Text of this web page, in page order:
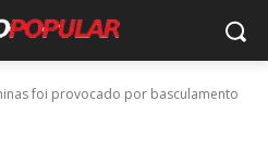
foi provocado por basculamento